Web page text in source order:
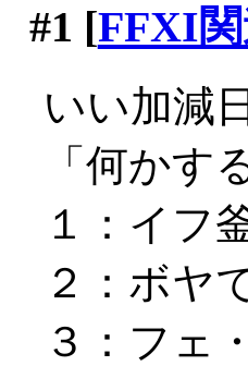
#1 [FFXI
いい加減
「何かす
１：イフ
２：ボヤ
３：フェ